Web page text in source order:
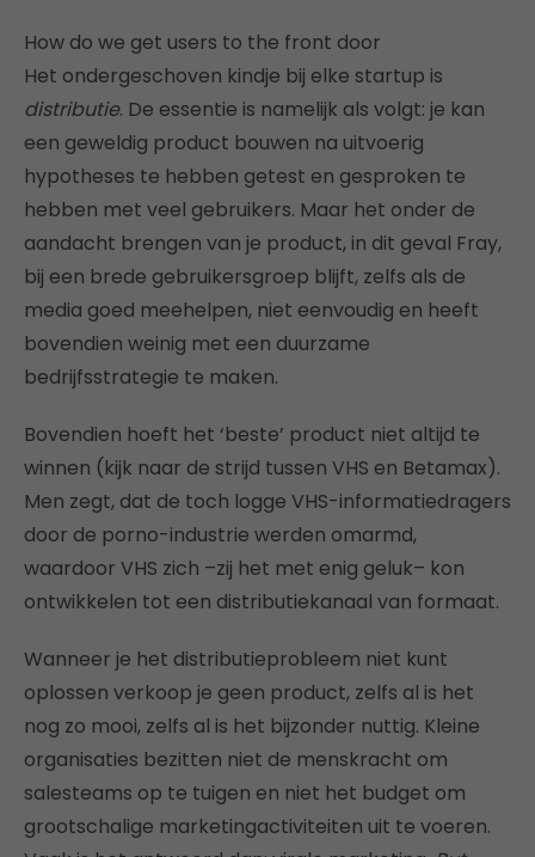
How do we get users to the front door
Het ondergeschoven kindje bij elke startup is
distributie. De essentie is namelijk als volgt: je kan
een geweldig product bouwen na uitvoerig
hypotheses te hebben getest en gesproken te
hebben met veel gebruikers. Maar het onder de
aandacht brengen van je product, in dit geval Fray,
bij een brede gebruikersgroep blijft, zelfs als de
media goed meehelpen, niet eenvoudig en heeft
bovendien weinig met een duurzame
bedrijfsstrategie te maken.
Bovendien hoeft het ‘beste’ product niet altijd te
winnen (kijk naar de strijd tussen VHS en Betamax).
Men zegt, dat de toch logge VHS-informatiedragers
door de porno-industrie werden omarmd,
waardoor VHS zich –zij het met enig geluk– kon
ontwikkelen tot een distributiekanaal van formaat.
Wanneer je het distributieprobleem niet kunt
oplossen verkoop je geen product, zelfs al is het
nog zo mooi, zelfs al is het bijzonder nuttig. Kleine
organisaties bezitten niet de menskracht om
salesteams op te tuigen en niet het budget om
grootschalige marketingactiviteiten uit te voeren.